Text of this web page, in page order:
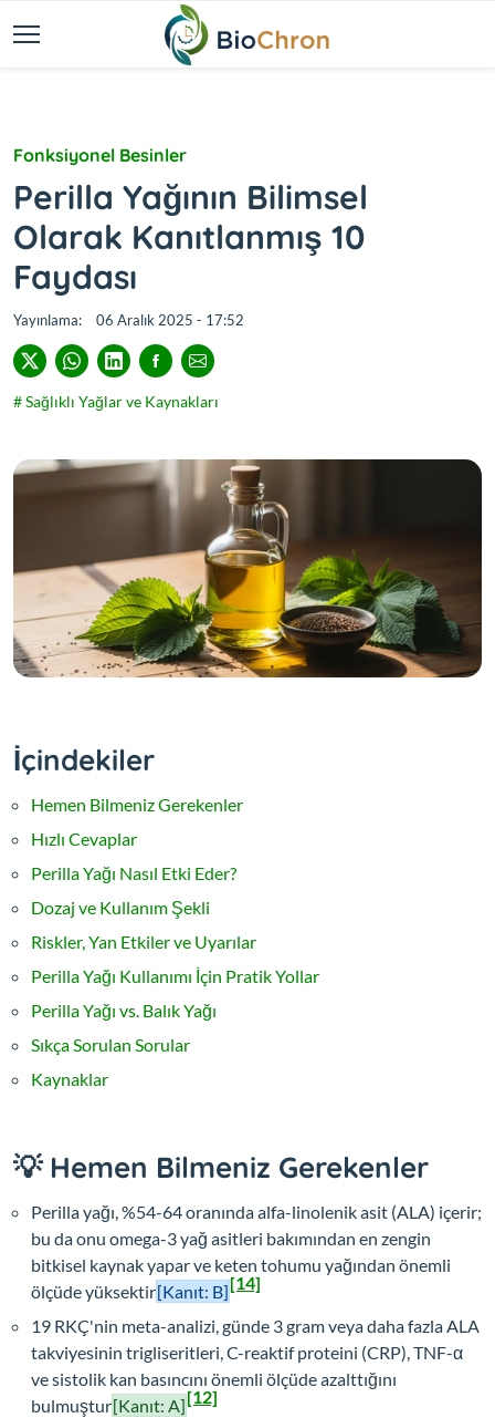
Fonksiyonel Besinler
Perilla Yağının Bilimsel
Olarak Kanıtlanmış 10
Faydası
Yayınlama: 06 Aralık 2025 - 17:52
# Sağlıklı Yağlar ve Kaynakları
İçindekiler
Hemen Bilmeniz Gerekenler
Hızlı Cevaplar
Perilla Yağı Nasıl Etki Eder?
Dozaj ve Kullanım Şekli
Riskler, Yan Etkiler ve Uyarılar
Perilla Yağı Kullanımı İçin Pratik Yollar
Perilla Yağı vs. Balık Yağı
Sıkça Sorulan Sorular
Kaynaklar
💡 Hemen Bilmeniz Gerekenler
Perilla yağı, %54-64 oranında alfa-linolenik asit (ALA) içerir;
bu da onu omega-3 yağ asitleri bakımından en zengin
bitkisel kaynak yapar ve keten tohumu yağından önemli
ölçüde yüksektir[Kanıt: B][14]
19 RKÇ'nin meta-analizi, günde 3 gram veya daha fazla ALA
takviyesinin trigliseritleri, C-reaktif proteini (CRP), TNF-α
ve sistolik kan basıncını önemli ölçüde azalttığını
bulmuştur[Kanıt: A][12]